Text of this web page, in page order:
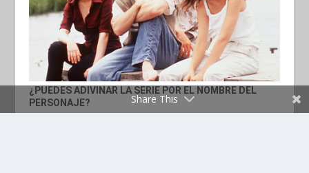
¿PUEDES ADIVINAR LA SERIE POR EL NOMBRE DEL
PERSONAJE?
Share This